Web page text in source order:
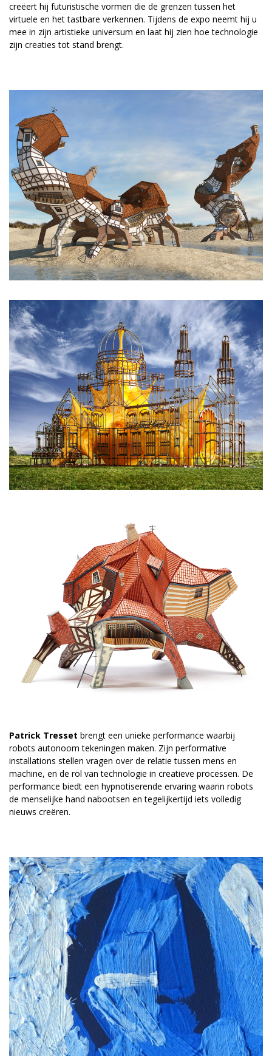
creëert hij futuristische vormen die de grenzen tussen het
virtuele en het tastbare verkennen. Tijdens de expo neemt hij u
mee in zijn artistieke universum en laat hij zien hoe technologie
zijn creaties tot stand brengt.
Patrick Tresset brengt een unieke performance waarbij
robots autonoom tekeningen maken. Zijn performative
installations stellen vragen over de relatie tussen mens en
machine, en de rol van technologie in creatieve processen. De
performance biedt een hypnotiserende ervaring waarin robots
de menselijke hand nabootsen en tegelijkertijd iets volledig
nieuws creëren.